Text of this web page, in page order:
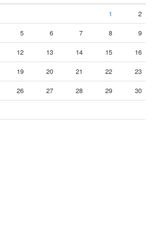
1 2
5 6 7 8 9
12 13 14 15 16
19 20 21 22 23
26 27 28 29 30